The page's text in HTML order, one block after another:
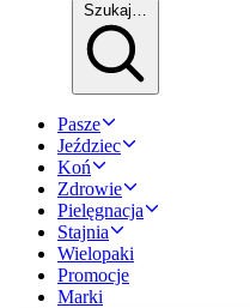
Szukaj…
Pasze
Jeździec
Koń
Zdrowie
Pielęgnacja
Stajnia
Wielopaki
Promocje
Marki